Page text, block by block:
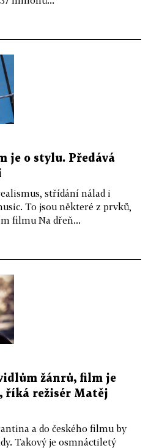
je o stylu. Předává
střídání nálad i
To jsou některé z prvků,
filmu Na dřeň...
žánrů, film je
říká režisér Matěj
a do českého filmu by
Takový je osmnáctiletý